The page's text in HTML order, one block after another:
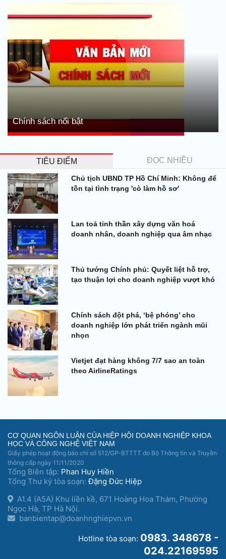
Chính sách nổi bật
TIÊU ĐIỂM ĐỌC NHIỀU
Chủ tịch UBND TP Hồ Chí Minh: Không để
tồn tại tình trạng 'cò làm hồ sơ'
Lan toả tinh thần xây dựng văn hoá
doanh nhân, doanh nghiệp qua âm nhạc
Thủ tướng Chính phủ: Quyết liệt hỗ trợ,
tạo thuận lợi cho doanh nghiệp vượt khó
Chính sách đột phá, ‘bệ phóng’ cho
doanh nghiệp lớn phát triển ngành mũi
nhọn
Vietjet đạt hàng không 7/7 sao an toàn
theo AirlineRatings
CƠ QUAN NGÔN LUẬN CỦA HIỆP HỘI DOANH NGHIỆP KHOA
HỌC VÀ CÔNG NGHỆ VIỆT NAM
Giấy phép hoạt động báo chí số 512/GP-BTTTT do Bộ Thông tin và Truyền
thông cấp ngày 11/11/2020
Tổng Biên tập: Phan Huy Hiền
Tổng Thư ký tòa soạn:Đặng Đức Hiệp
A1.4 (A5A) Khu liền kề, 671 Hoàng Hoa Thám, Phường
Ngọc Hà, TP Hà Nội.
banbientap@doanhnghiepvn.vn
Hotline tòa soạn: 0983. 348678 -
024.22169595